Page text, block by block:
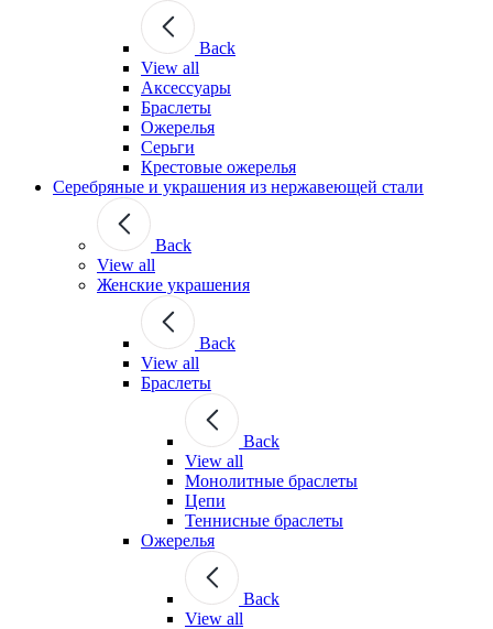
Back
View all
Аксессуары
Браслеты
Ожерелья
Серьги
Крестовые ожерелья
Серебряные и украшения из нержавеющей стали
Back
View all
Женские украшения
Back
View all
Браслеты
Back
View all
Монолитные браслеты
Цепи
Теннисные браслеты
Ожерелья
Back
View all